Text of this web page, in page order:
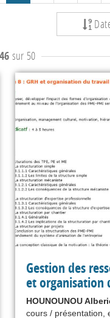
sur 50
Gestion des
et organisation
HOUNOUNOU
cours / présentation,